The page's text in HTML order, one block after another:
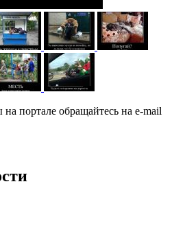
портале обращайтесь на e-mail